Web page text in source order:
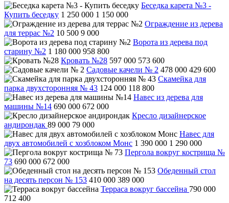
Беседка карета №3 -
Купить беседку 1 250 000 1 150 000
Ограждение из дерева
для террас №2 10 500 9 000
Ворота из дерева под
старину №2 1 180 000 958 800
Кровать №28 597 000 573 600
Садовые качели № 2 478 000 429 600
Скамейка для
парка двухсторонняя № 43 124 000 118 800
Навес из дерева для
машины №14 690 000 672 000
Кресло дизайнерское
андирондак 89 000 79 000
Навес для
двух автомобилей с хозблоком Монс 1 390 000 1 290 000
Пергола вокруг кострища №
73 690 000 672 000
Обеденный стол
на десять персон № 153 410 000 389 000
Терраса вокруг бассейна 790 000
712 400